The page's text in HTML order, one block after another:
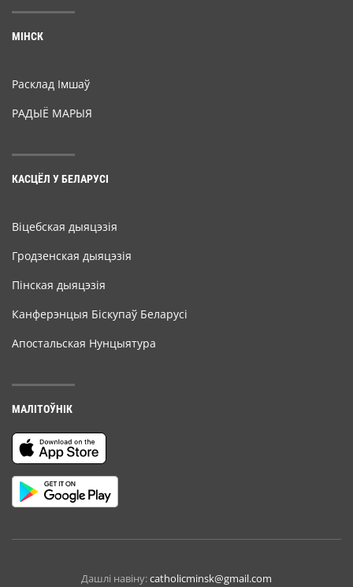
МІНСК
Расклад Імшаў
РАДЫЁ МАРЫЯ
КАСЦЁЛ У БЕЛАРУСІ
Віцебская дыяцэзія
Гродзенская дыяцэзія
Пінская дыяцэзія
Канферэнцыя Біскупаў Беларусі
Апостальская Нунцыятура
МАЛІТОЎНІК
Дашлі навіну:catholicminsk@gmail.com